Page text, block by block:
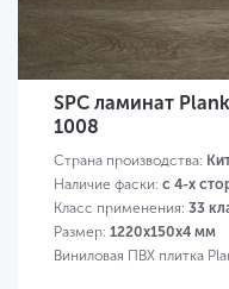
SPC ламинат
1008
Страна производства:
Наличие фаски: с 4-х
Класс применения: 33
Размер: 1220х150х4 мм
Виниловая ПВХ плитка